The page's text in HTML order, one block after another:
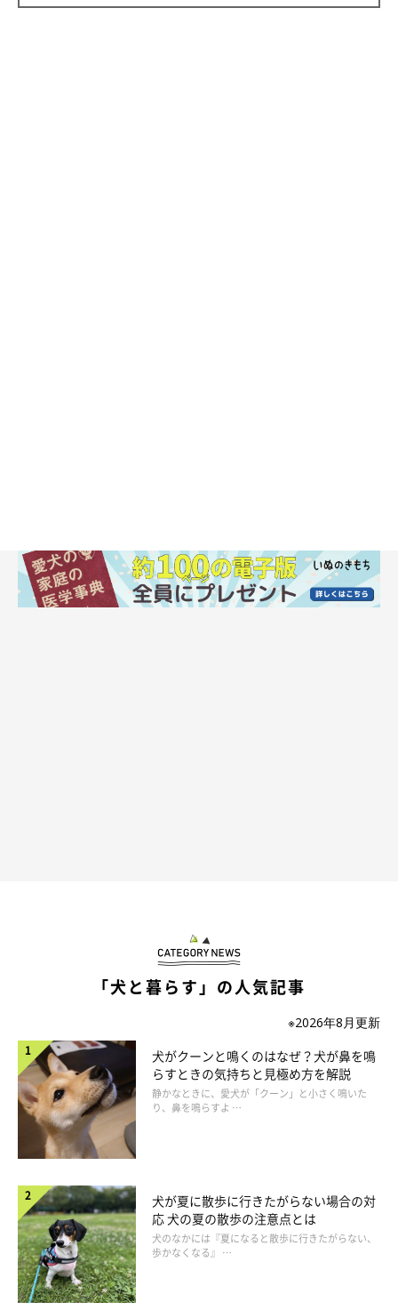
ふたりがかりだとよりスムーズにできます。ひとりがおやつを与
「犬と暮らす」の人気記事
※2026年8月更新
犬がクーンと鳴くのはなぜ？犬が鼻を鳴
らすときの気持ちと見極め方を解説
静かなときに、愛犬が「クーン」と小さく鳴いた
り、鼻を鳴らすよ …
犬が夏に散歩に行きたがらない場合の対
応 犬の夏の散歩の注意点とは
犬のなかには『夏になると散歩に行きたがらない、
歩かなくなる』 …